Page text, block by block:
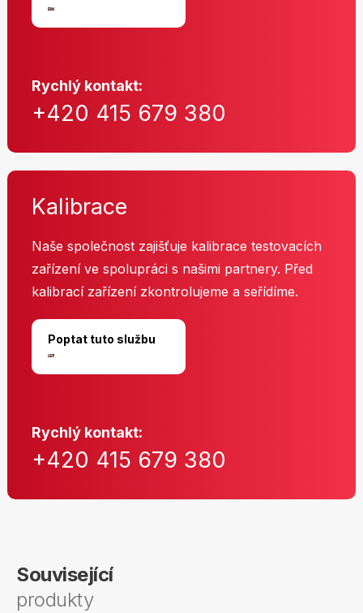
Rychlý kontakt:
+420 415 679 380
Kalibrace
Naše společnost zajišťuje kalibrace testovacích
zařízení ve spolupráci s našimi partnery. Před
kalibrací zařízení zkontrolujeme a seřídíme.
Poptat tuto službu
Rychlý kontakt:
+420 415 679 380
Související
produkty